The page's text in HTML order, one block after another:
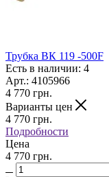
Трубка ВК 119 -500F
Есть в наличии: 4
Арт.: 4105966
4 770 грн.
Варианты цен
4 770 грн.
Подробности
Цена
4 770 грн.